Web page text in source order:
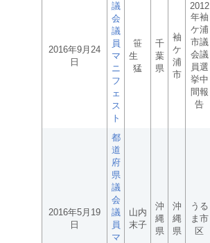
2016年9月24
日
議
会
議
員
マ
ニ
フ
ェ
ス
ト
笹
生
猛
千
葉
県
袖
ケ
浦
市
2012
年袖
ケ浦
市議
会議
員選
挙中
間報
告
2016年5月19
日
都
道
府
県
議
会
議
員
マ
山内
末子
沖
縄
県
沖
縄
県
うる
ま市
区